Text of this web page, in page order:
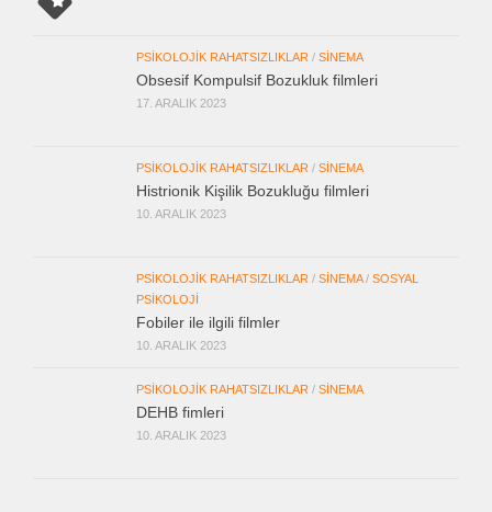
PSIKOLOJIK RAHATSIZLIKLAR / SINEMA
Obsesif Kompulsif Bozukluk filmleri
17. ARALIK 2023
PSIKOLOJIK RAHATSIZLIKLAR / SINEMA
Histrionik Kişilik Bozukluğu filmleri
10. ARALIK 2023
PSIKOLOJIK RAHATSIZLIKLAR / SINEMA/ SOSYAL
PSIKOLOJI
Fobiler ile ilgili filmler
10. ARALIK 2023
PSIKOLOJIK RAHATSIZLIKLAR / SINEMA
DEHB fimleri
10. ARALIK 2023